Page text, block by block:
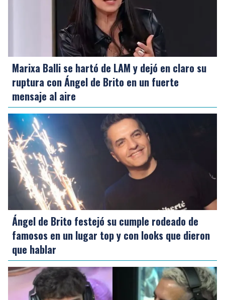
Marixa Balli se hartó de LAM y dejó en claro su
ruptura con Ángel de Brito en un fuerte
mensaje al aire
Ángel de Brito festejó su cumple rodeado de
famosos en un lugar top y con looks que dieron
que hablar